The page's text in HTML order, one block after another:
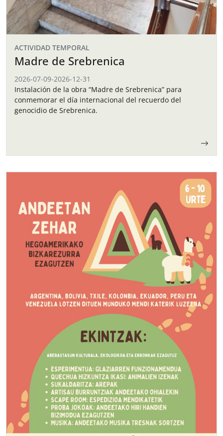
ACTIVIDAD TEMPORAL
Madre de Srebrenica
2026-07-09-2026-12-31
Instalación de la obra “Madre de Srebrenica” para
conmemorar el día internacional del recuerdo del
genocidio de Srebrenica.